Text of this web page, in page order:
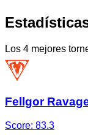
Los 4 mejores
Fellgor
Score: 83.3